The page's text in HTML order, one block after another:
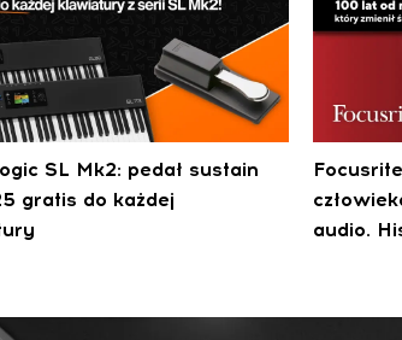
SL Mk2: pedał sustain
gratis do każdej
audio.